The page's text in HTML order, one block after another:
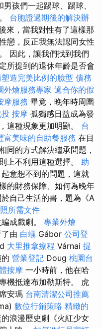
男孩們一起踢球、踢球、
台胞證過期後的解決辦
來，當我對性有了這樣那
戀，反正我無法認同女性
因此，讓我們找到我們
所提到的退休年齡是否會
造完美比例的臉型 債務
外燴服務專家 適合你的假
摩服務 畢竟，晚年時周圍
按摩 孤獨感日益成為發
這種現象更加明顯。 台
富美味的自助餐服務 在目
同的方式解決繼承問題，
上不利用這種選擇。 助
意想不到的問題，這就
的財務保障、如何為晚年
自己生活的書，題為《A
所需文件
成戲劇。 專業外燴
由 白蟻 Gábor 公司登
大里推拿療程 Várnai 提
營業登記 Doug 桃園台
按摩 一小時前，他在哈
機抵達布加勒斯特。 虎
安瑪 台南清潔公司推薦
數位行銷策略 精緻的
浪漫歷史劇《火紅少女